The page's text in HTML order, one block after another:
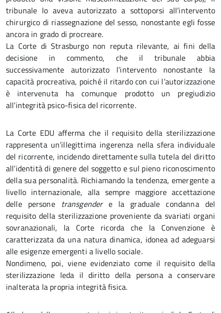
tribunale lo aveva autorizzato a sottoporsi all’intervento
chirurgico di riassegnazione del sesso, nonostante egli fosse
ancora in grado di procreare.
La Corte di Strasburgo non reputa rilevante, ai fini della
decisione in commento, che il tribunale abbia
successivamente autorizzato l’intervento nonostante la
capacità procreativa, poiché il ritardo con cui l’autorizzazione
è intervenuta ha comunque prodotto un pregiudizio
all’integrità psico-fisica del ricorrente.
La Corte EDU afferma che il requisito della sterilizzazione
rappresenta un’illegittima ingerenza nella sfera individuale
del ricorrente, incidendo direttamente sulla tutela del diritto
all’identità di genere del soggetto e sul pieno riconoscimento
della sua personalità. Richiamando la tendenza, emergente a
livello internazionale, alla sempre maggiore accettazione
delle persone transgendere la graduale condanna del
requisito della sterilizzazione proveniente da svariati organi
sovranazionali, la Corte ricorda che la Convenzione è
caratterizzata da una natura dinamica, idonea ad adeguarsi
alle esigenze emergenti a livello sociale.
Nondimeno, poi, viene evidenziato come il requisito della
sterilizzazione leda il diritto della persona a conservare
inalterata la propria integrità fisica.